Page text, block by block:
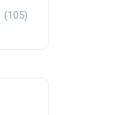
(105)